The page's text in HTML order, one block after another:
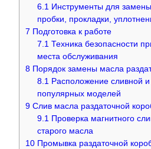
6.1 Инструменты для
пробки, прокладки,
7 Подготовка к работе
7.1 Техника безопасности
места обслуживания
8 Порядок замены масла
8.1 Расположение сливной
популярных моделей
9 Слив масла раздаточной
9.1 Проверка магнитного
старого масла
10 Промывка раздаточной